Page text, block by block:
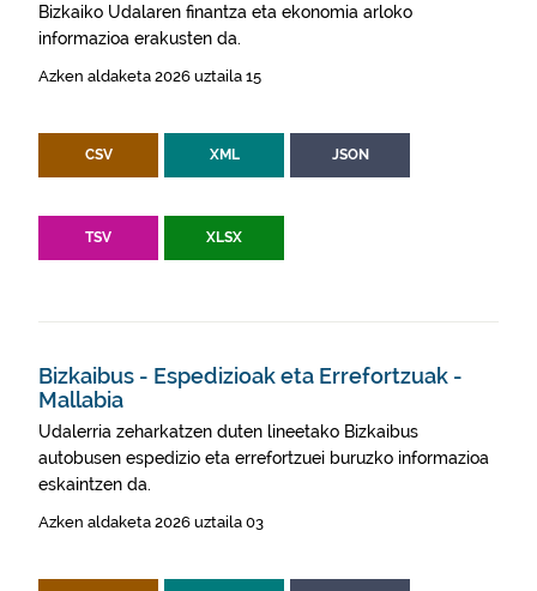
Bizkaiko Udalaren finantza eta ekonomia arloko
informazioa erakusten da.
Azken aldaketa 2026 uztaila 15
CSV XML JSON
TSV XLSX
Bizkaibus - Espedizioak eta Errefortzuak -
Mallabia
Udalerria zeharkatzen duten lineetako Bizkaibus
autobusen espedizio eta errefortzuei buruzko informazioa
eskaintzen da.
Azken aldaketa 2026 uztaila 03